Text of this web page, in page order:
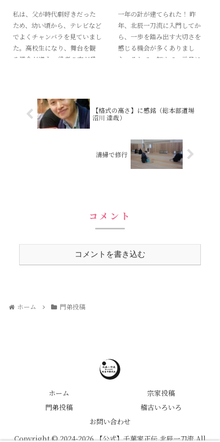
私は、父が時代劇好きだった
ため、幼い頃から、テレビなど
でよくチャンバラを見ていまし
た。高校生になり、舞台を観
る機会が増え、役者の方が殺
が深まりました。 ...
一年の計が建てられた！ 昨
年、北辰一刀流に入門してか
ら、一歩を踏み出す大切さを
感じる機会が多くありまし
た。それで、初めて、元旦に
【格式の高さ】に感銘（総本部道場
沼川 達哉）
清掃で修行
コメント
コメントを書き込む
ホーム 門弟投稿
ホーム
宗家投稿
門弟投稿
稽古いろいろ
お問い合わせ
Copyright © 2024-2026 【公式】千葉家正伝 北辰一刀流 All